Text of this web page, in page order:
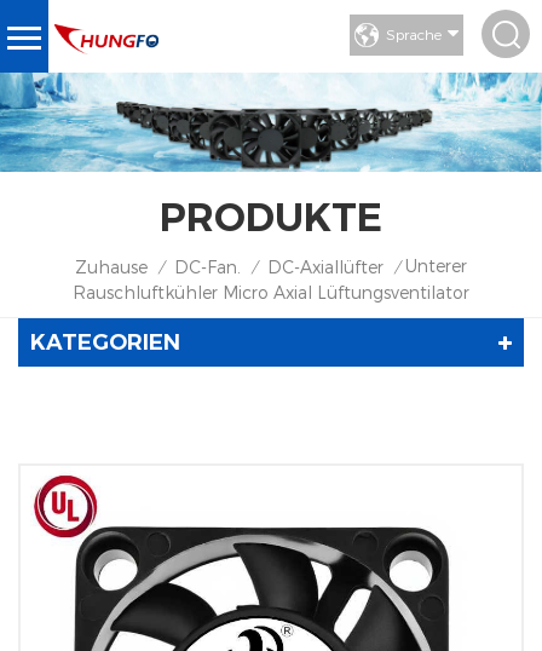
Sprache
PRODUKTE
Zuhause / DC-Fan. / DC-Axiallüfter / Unterer
Rauschluftkühler Micro Axial Lüftungsventilator
KATEGORIEN